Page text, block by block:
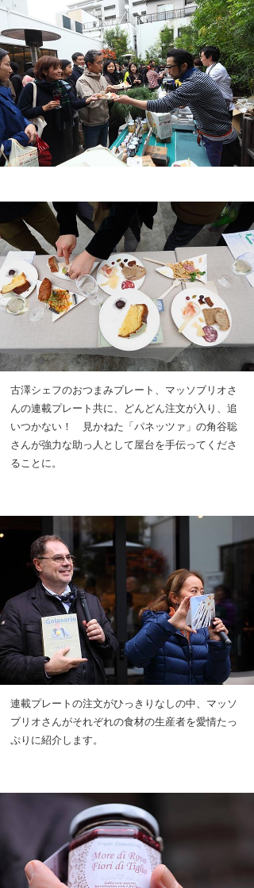
古澤シェフのおつまみプレート、マッソブリオさ
んの連載プレート共に、どんどん注文が入り、追
いつかない！ 見かねた「パネッツァ」の角谷聡
さんが強力な助っ人として屋台を手伝ってくださ
ることに。
連載プレートの注文がひっきりなしの中、マッソ
ブリオさんがそれぞれの食材の生産者を愛情たっ
ぷりに紹介します。